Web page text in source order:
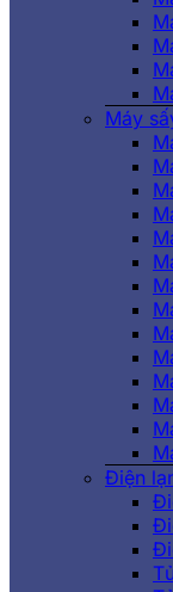
Máy
Điện